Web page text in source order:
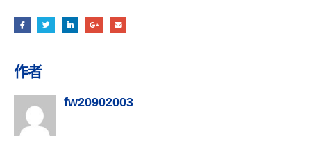
作者
fw20902003